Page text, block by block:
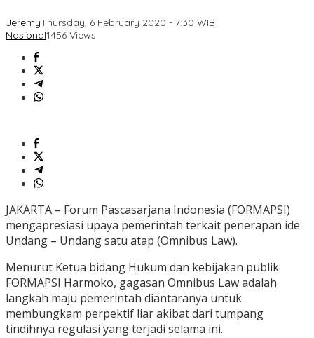
JeremyThursday, 6 February 2020 - 7:30 WIB
Nasional1456 Views
JAKARTA – Forum Pascasarjana Indonesia (FORMAPSI)
mengapresiasi upaya pemerintah terkait penerapan ide
Undang – Undang satu atap (Omnibus Law).
Menurut Ketua bidang Hukum dan kebijakan publik
FORMAPSI Harmoko, gagasan Omnibus Law adalah
langkah maju pemerintah diantaranya untuk
membungkam perpektif liar akibat dari tumpang
tindihnya regulasi yang terjadi selama ini.